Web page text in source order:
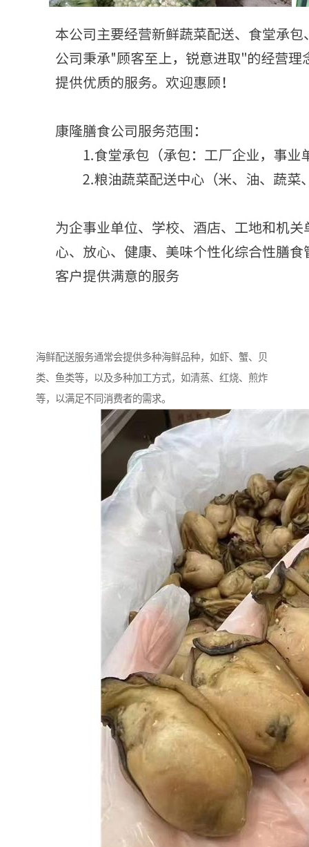
海鲜配送服务通常会提供多种海鲜品种，如虾、蟹、贝
类、鱼类等，以及多种加工方式，如清蒸、红烧、煎炸
等，以满足不同消费者的需求。